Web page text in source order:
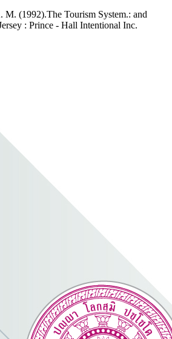
(1992).The Tourism System.: and
: Prince - Hall Intentional Inc.